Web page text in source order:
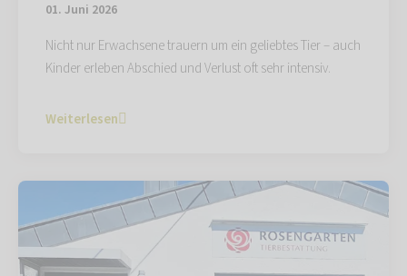
01. Juni 2026
Nicht nur Erwachsene trauern um ein geliebtes Tier – auch
Kinder erleben Abschied und Verlust oft sehr intensiv.
Weiterlesen